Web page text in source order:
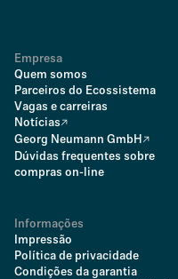
Empresa
Quem somos
Parceiros do Ecossistema
Vagas e carreiras
Notícias
Georg Neumann GmbH
Dúvidas frequentes sobre
compras on-line
Informações
Impressão
Política de privacidade
Condições da garantia